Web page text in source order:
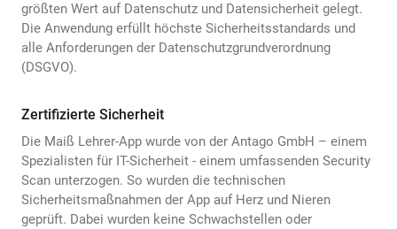
größten Wert auf Datenschutz und Datensicherheit gelegt.
Die Anwendung erfüllt höchste Sicherheitsstandards und
alle Anforderungen der Datenschutzgrundverordnung
(DSGVO).
Zertifizierte Sicherheit
Die Maiß Lehrer-App wurde von der Antago GmbH – einem
Spezialisten für IT-Sicherheit - einem umfassenden Security
Scan unterzogen. So wurden die technischen
Sicherheitsmaßnahmen der App auf Herz und Nieren
geprüft. Dabei wurden keine Schwachstellen oder